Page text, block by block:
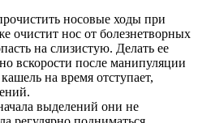
носовые ходы при
очистит нос от болезнетворных
на слизистую. Делать ее
вскорости после манипуляции
на время отступает,
выделений они не